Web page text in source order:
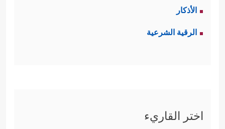
الأذكار
الرقية الشرعية
اختر القاريء